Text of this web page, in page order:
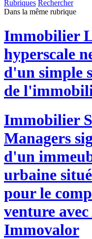
Rubriques Rechercher
Dans la même rubrique
Immobilier
hyperscale
d'un simple
de
Immobilier
Managers
d'un
urbaine
pour le
venture
Immovalor